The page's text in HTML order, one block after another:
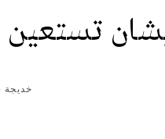
تستعين
خديجة